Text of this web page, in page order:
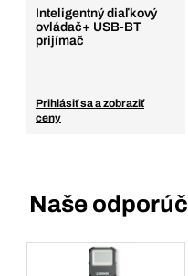
Inteligentný diaľkový
ovládač+ USB-BT
prijímač
Prihlásiť sa a zobraziť
ceny
Naše